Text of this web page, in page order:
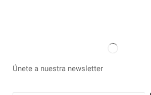
Únete a nuestra newsletter